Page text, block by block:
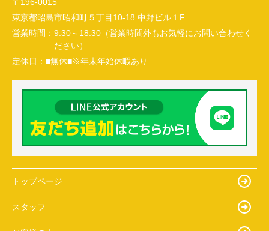
東京都昭島市昭和町５丁目10-18 中野ビル１F
営業時間： 9:30～18:30（営業時間外もお気軽にお問い合わせく
ださい）
定休日： ■無休■※年末年始休暇あり
トップページ
スタッフ